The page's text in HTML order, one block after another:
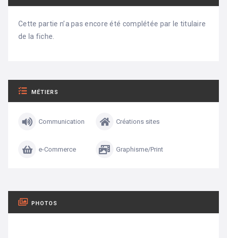
Cette partie n’a pas encore été complétée par le titulaire
de la fiche.
MÉTIERS
Communication Créations sites
e-Commerce Graphisme/Print
PHOTOS